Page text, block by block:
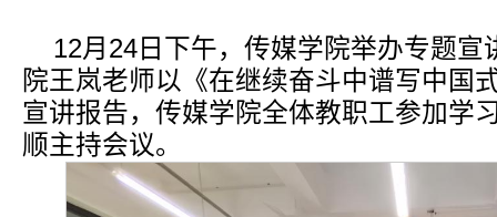
12月24日下午，传媒学院举办专题宣
院王岚老师以《在继续奋斗中谱写中国
宣讲报告，传媒学院全体教职工参加学
顺主持会议。